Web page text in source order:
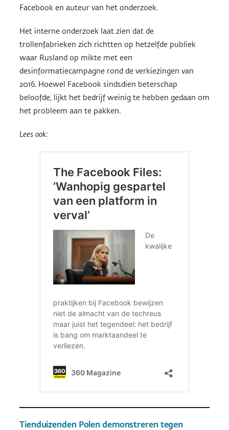
Facebook en auteur van het onderzoek.
Het interne onderzoek laat zien dat de
trollenfabrieken zich richtten op hetzelfde publiek
waar Rusland op mikte met een
desinformatiecampagne rond de verkiezingen van
2016. Hoewel Facebook sindsdien beterschap
beloofde, lijkt het bedrijf weinig te hebben gedaan om
het probleem aan te pakken.
Lees ook:
Tienduizenden Polen demonstreren tegen